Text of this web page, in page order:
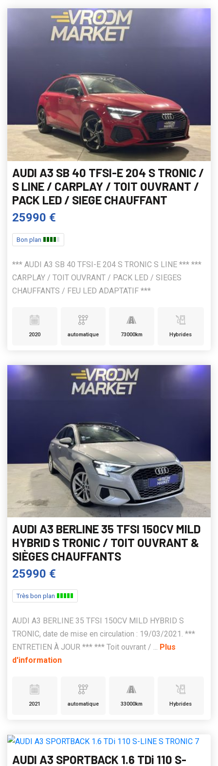
AUDI A3 SB 40 TFSI-E 204 S TRONIC /
S LINE / CARPLAY / TOIT OUVRANT /
PACK LED / SIEGE CHAUFFANT
25990 €
Bon plan
*** AUDI A3 SB 40 TFSI-E 204 S TRONIC S LINE *** ***
CARPLAY / TOIT OUVRANT / PACK LED / SIEGES
CHAUFFANTS / FEU LED ADAPTATIF ***
2020 automatique 73000km Hybrides
AUDI A3 BERLINE 35 TFSI 150CV MILD
HYBRID S TRONIC / TOIT OUVRANT &
SIÈGES CHAUFFANTS
25990 €
Très bon plan
AUDI A3 BERLINE 35 TFSI 150CV MILD HYBRID S
TRONIC, date de mise en circulation : 19/03/2021. ***
ENTRETIEN À JOUR *** *** Toit ouvrant / ... Plus
d'information
2021 automatique 33000km Hybrides
AUDI A3 SPORTBACK 1.6 TDi 110 S-